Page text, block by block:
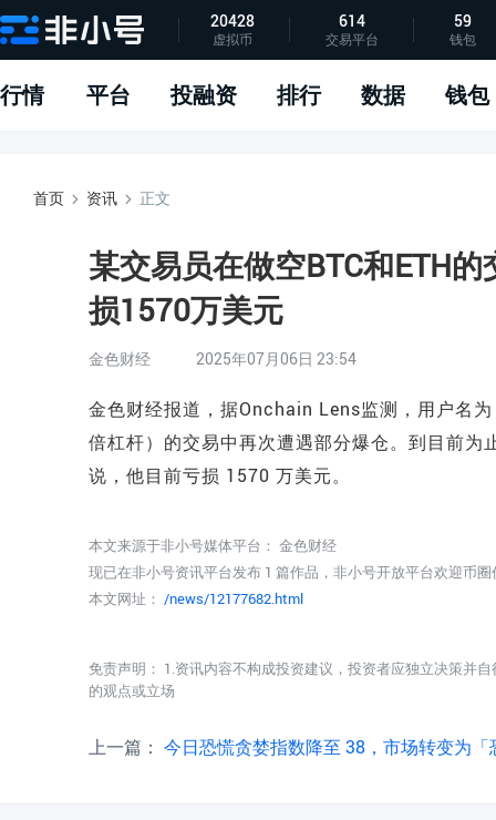
APP下载
指标说明
问题反馈
20428
虚拟币
614
交易平台
59
钱包
行情 平台 投融资 排行 数据 钱包
首页 资讯 正文
某交易员在做空BTC和ETH
损1570万美元
金色财经 2025年07月06日 23:54
金色财经报道，据Onchain Lens监测，用户名
倍杠杆）的交易中再次遭遇部分爆仓。到目前
说，他目前亏损 1570 万美元。
本文来源于非小号媒体平台： 金色财经
现已在非小号资讯平台发布 1 篇作品，非小号开放平台欢迎币
本文网址： /news/12177682.html
免责声明： 1.资讯内容不构成投资建议，投资者应独立决策并
的观点或立场
上一篇： 今日恐慌贪婪指数降至 38，市场转变为「恐慌状